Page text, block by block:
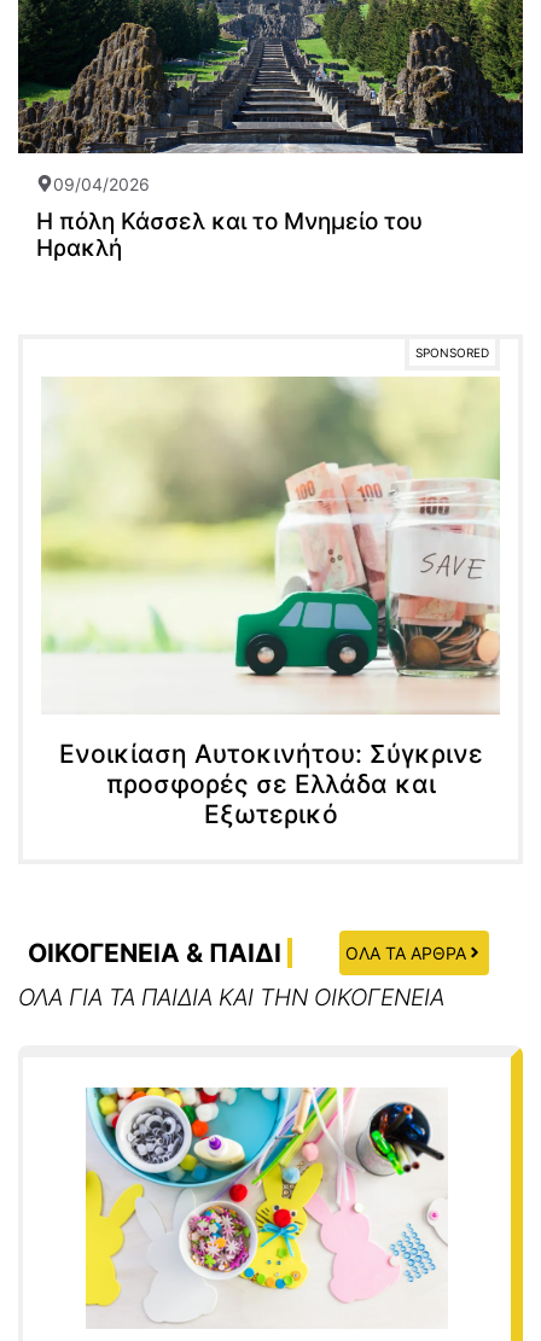
09/04/2026
Η πόλη Κάσσελ και το Μνημείο του
Ηρακλή
SPONSORED
Ενοικίαση Αυτοκινήτου: Σύγκρινε
προσφορές σε Ελλάδα και
Εξωτερικό
ΟΙΚΟΓΕΝΕΙΑ & ΠΑΙΔΙ ΟΛΑ ΤΑ ΑΡΘΡΑ
ΟΛΑ ΓΙΑ ΤΑ ΠΑΙΔΙΑ ΚΑΙ ΤΗΝ ΟΙΚΟΓΕΝΕΙΑ